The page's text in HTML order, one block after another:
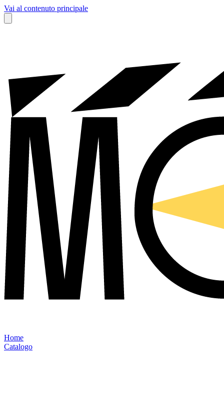
Vai al contenuto principale
Home
Catalogo